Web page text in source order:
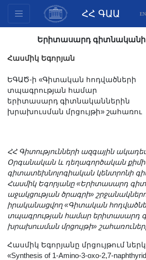
ՀՀ ԳԱԱ
անդամներ
Փաստաթղթեր
Ինովացիոն առաջարկներ
Հրատարակություններ
Մրցույթներ
Միջազգային
համագործակցություն
Երիտասարդական
ծրագրեր
Լուսանկարներ
Վեբ ռեսուրսներ
Երիտասարդ գիտնականի
Հասմիկ Եգորյան
ԵԳԱԾ-ի «Գիտական հոդվածների
տպագրության համար
երիտասարդ գիտնականներին
խրախուսման մրցույթի» շահառու
ՀՀ Գիտությունների ազգային
Օրգանական և դեղագործական
գիտատեխնոլոգիական կենտրոնի
Հասմիկ Եգորյանը «Երիտասարդ
աջակցության ծրագրի»
իրականացվող «Գիտական
տպագրության համար երիտասարդ
խրախուսման մրցույթի»
Հասմիկ Եգորյանը մրցույթում
«Synthesis of 1-Amino-3-oxo-2,7-